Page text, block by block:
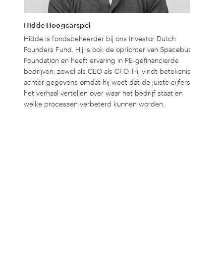
Hidde Hoogcarspel
Hidde is fondsbeheerder bij ons Investor Dutch
Founders Fund. Hij is ook de oprichter van Spacebuzz
Foundation en heeft ervaring in PE-gefinancierde
bedrijven, zowel als CEO als CFO. Hij vindt betekenis
achter gegevens omdat hij weet dat de juiste cijfers
het verhaal vertellen over waar het bedrijf staat en
welke processen verbeterd kunnen worden.